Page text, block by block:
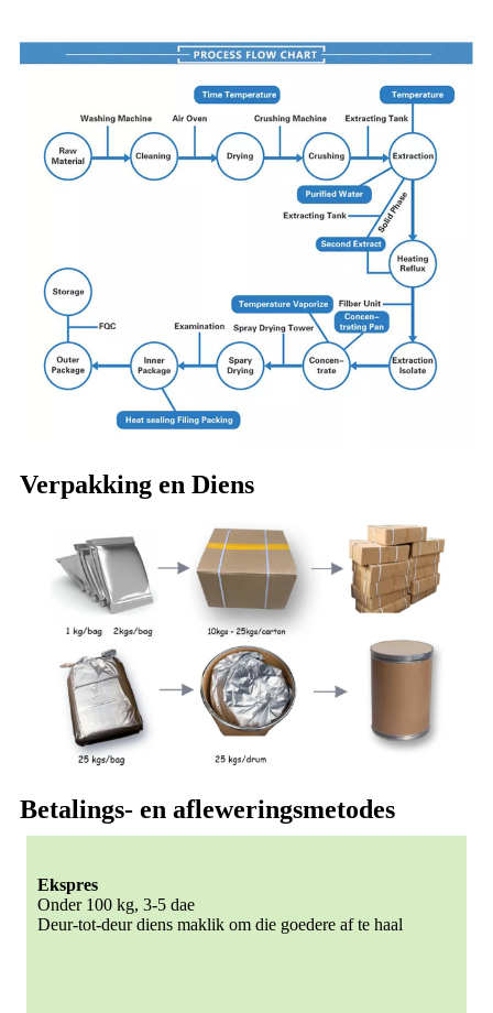
Verpakking en Diens
Betalings- en afleweringsmetodes
Ekspres
Onder 100 kg, 3-5 dae
Deur-tot-deur diens maklik om die goedere af te haal